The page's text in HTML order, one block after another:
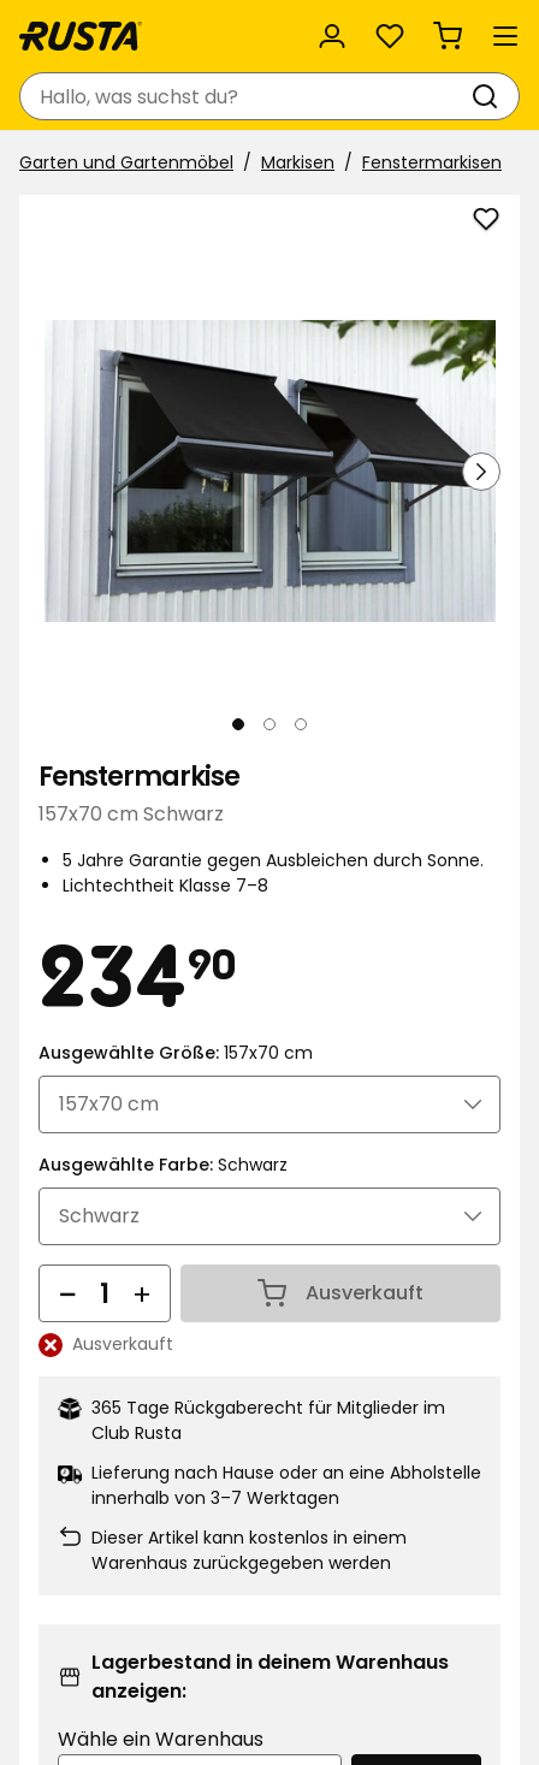
Favoriten
Suchen
Garten und Gartenmöbel Markisen Fenstermarkisen
Fenstermarkise
157x70 cm Schwarz
5 Jahre Garantie gegen Ausbleichen durch Sonne.
Lichtechtheit Klasse 7–8
Preis
23490
€
Ausgewählte Größe: 157x70 cm
Ausgewählte Farbe: Schwarz
Menge Ausverkauft
Menge 1
Lagerbestand:
Ausverkauft
365 Tage Rückgaberecht für Mitglieder im
Club Rusta
Lieferung nach Hause oder an eine Abholstelle
innerhalb von 3–7 Werktagen
Dieser Artikel kann kostenlos in einem
Warenhaus zurückgegeben werden
Lagerbestand in deinem Warenhaus
anzeigen:
Wähle ein Warenhaus